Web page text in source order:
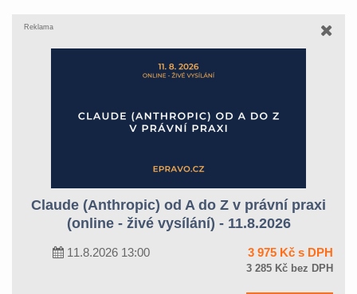
Reklama
Claude (Anthropic) od A do Z v právní praxi
(online - živé vysílání) - 11.8.2026
11.8.2026 13:00 3 975 Kč s DPH
3 285 Kč bez DPH